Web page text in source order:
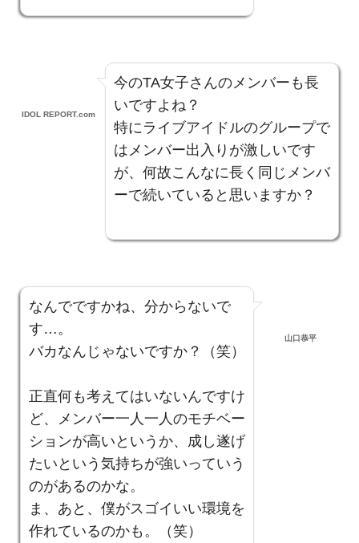
IDOL REPORT.com
今のTA女子さんのメンバーも長
いですよね？
特にライブアイドルのグループで
はメンバー出入りが激しいです
が、何故こんなに長く同じメンバ
ーで続いていると思いますか？
なんでですかね、分からないで
す…。
バカなんじゃないですか？（笑）
正直何も考えてはいないんですけ
ど、メンバー一人一人のモチベー
ションが高いというか、成し遂げ
たいという気持ちが強いっていう
のがあるのかな。
ま、あと、僕がスゴイいい環境を
作れているのかも。（笑）
山口恭平